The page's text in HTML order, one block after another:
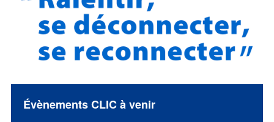
Évènements CLIC à venir